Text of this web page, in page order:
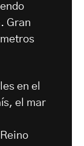
Gran
en el
el mar